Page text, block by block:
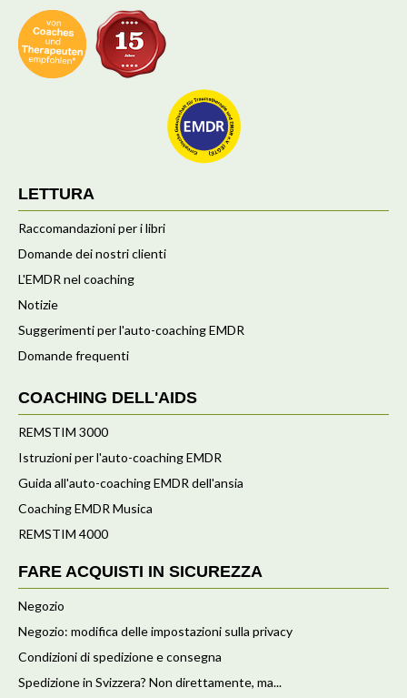
LETTURA
Raccomandazioni per i libri
Domande dei nostri clienti
L'EMDR nel coaching
Notizie
Suggerimenti per l'auto-coaching EMDR
Domande frequenti
COACHING DELL'AIDS
REMSTIM 3000
Istruzioni per l'auto-coaching EMDR
Guida all'auto-coaching EMDR dell'ansia
Coaching EMDR Musica
REMSTIM 4000
FARE ACQUISTI IN SICUREZZA
Negozio
Negozio: modifica delle impostazioni sulla privacy
Condizioni di spedizione e consegna
Spedizione in Svizzera? Non direttamente, ma...